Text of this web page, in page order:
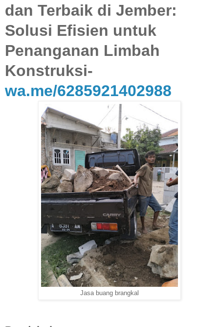
dan Terbaik di Jember:
Solusi Efisien untuk
Penanganan Limbah
Konstruksi-
wa.me/6285921402988
Jasa buang brangkal